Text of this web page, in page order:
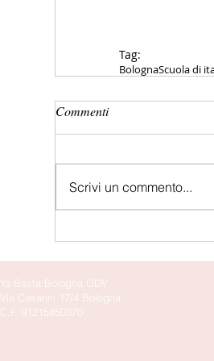
Tag:
BolognaScuola di
Commenti
Scrivi un commento...
Ya Basta Bologna ODV
Via Casarini 17/4 Bologna
C.F. 91215850370